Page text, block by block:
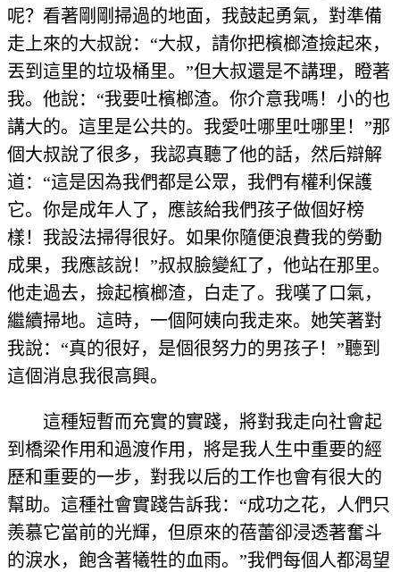
呢？看著剛剛掃過的地面，我鼓起勇氣，對準備
走上來的大叔說：“大叔，請你把檳榔渣撿起來，
丟到這里的垃圾桶里。”但大叔還是不講理，瞪著
我。他說：“我要吐檳榔渣。你介意我嗎！小的也
講大的。這里是公共的。我愛吐哪里吐哪里！”那
個大叔說了很多，我認真聽了他的話，然后辯解
道：“這是因為我們都是公眾，我們有權利保護
它。你是成年人了，應該給我們孩子做個好榜
樣！我設法掃得很好。如果你隨便浪費我的勞動
成果，我應該說！”叔叔臉變紅了，他站在那里。
他走過去，撿起檳榔渣，白走了。我嘆了口氣，
繼續掃地。這時，一個阿姨向我走來。她笑著對
我說：“真的很好，是個很努力的男孩子！”聽到
這個消息我很高興。
這種短暫而充實的實踐，將對我走向社會起
到橋梁作用和過渡作用，將是我人生中重要的經
歷和重要的一步，對我以后的工作也會有很大的
幫助。這種社會實踐告訴我：“成功之花，人們只
羨慕它當前的光輝，但原來的蓓蕾卻浸透著奮斗
的淚水，飽含著犧牲的血雨。”我們每個人都渴望